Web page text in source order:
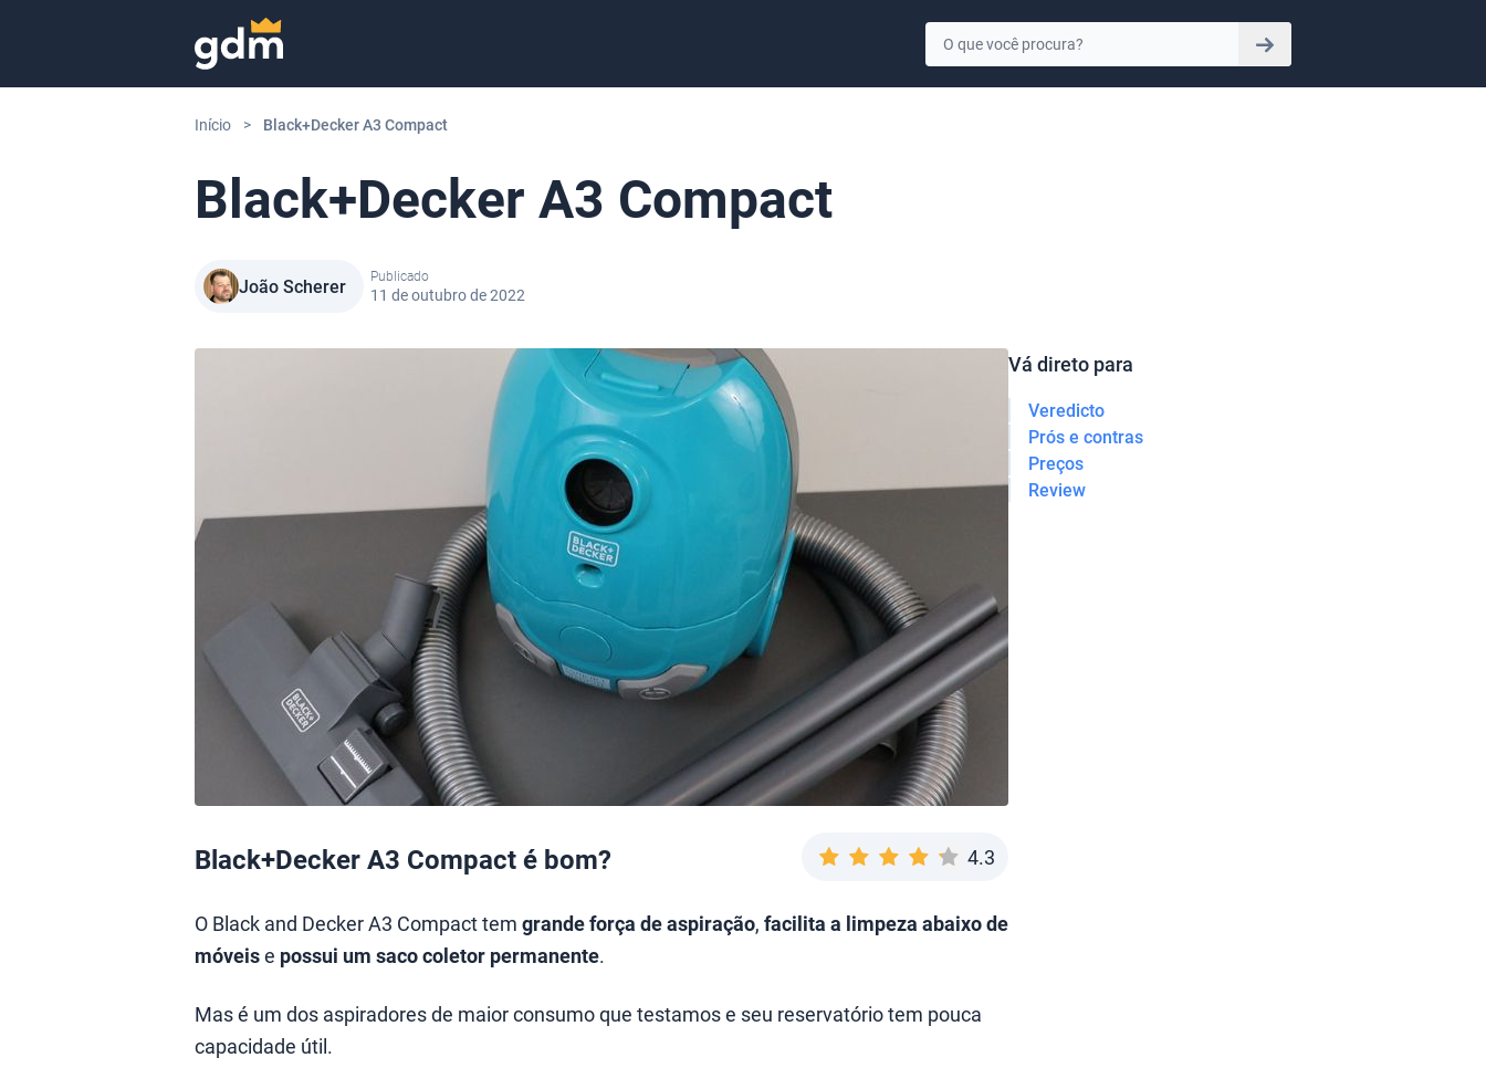
Início > Black+Decker A3 Compact
Black+Decker A3 Compact
João Scherer Publicado
11 de outubro de 2022
Black+Decker A3 Compact é bom? 4.3
O Black and Decker A3 Compact tem grande força de aspiração, facilita a limpeza abaixo de
móveise possui um saco coletor permanente.
Mas é um dos aspiradores de maior consumo que testamos e seu reservatório tem pouca
capacidade útil.
Vá direto para
Veredicto
Prós e contras
Preços
Review